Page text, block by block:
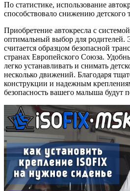
По статистике, использование
способствовало снижению детского
Приобретение автокресла с
оптимальный выбор для родителей.
считается образцом безопасной
странах Европейского Союза.
легко устанавливать и снимать
несколько движений. Благодаря
конструкции и надежным
безопасность вашего малыша будут